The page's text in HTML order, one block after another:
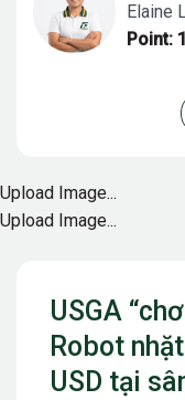
USGA
Robot
USD tại
Elaine
Point:
Upload Image...
Upload Image...